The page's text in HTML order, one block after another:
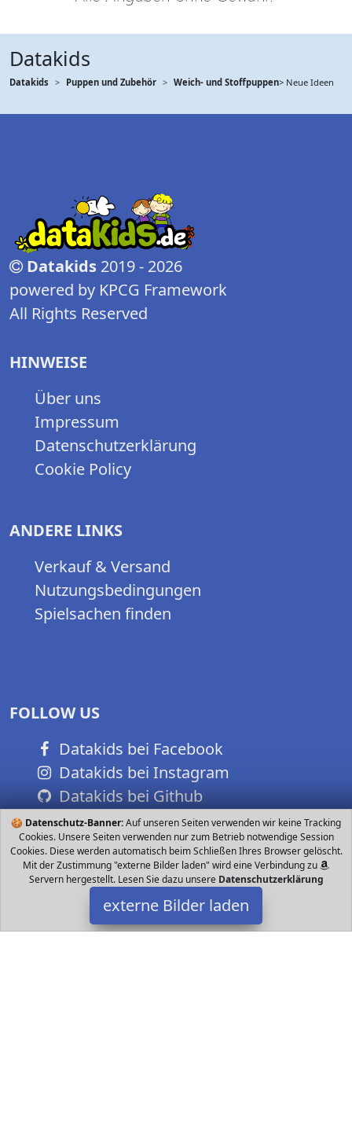
Datakids
Datakids Puppen und Zubehör Weich- und Stoffpuppen> Neue Ideen
🍪 Datenschutz-Banner:Auf unseren Seiten verwenden wir keine Tracking
Cookies. Unsere Seiten verwenden nur zum Betrieb notwendige Session
Cookies. Diese werden automatisch beim Schließen Ihres Browser gelöscht.
Mit der Zustimmung "externe Bilder laden" wird eine Verbindung zu
Servern hergestellt. Lesen Sie dazu unsere Datenschutzerklärung
externe Bilder laden
Datakids 2019 - 2026
powered by KPCG Framework
All Rights Reserved
HINWEISE
Über uns
Impressum
Datenschutzerklärung
Cookie Policy
ANDERE LINKS
Verkauf & Versand
Nutzungsbedingungen
Spielsachen finden
FOLLOW US
Datakids bei Facebook
Datakids bei Instagram
Datakids bei Github